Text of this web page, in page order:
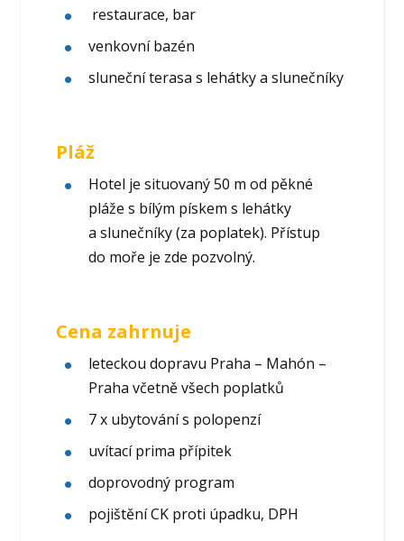
restaurace, bar
venkovní bazén
sluneční terasa s lehátky a slunečníky
Pláž
Hotel je situovaný 50 m od pěkné
pláže s bílým pískem s lehátky
a slunečníky (za poplatek). Přístup
do moře je zde pozvolný.
Cena zahrnuje
leteckou dopravu Praha – Mahón –
Praha včetně všech poplatků
7 x ubytování s polopenzí
uvítací prima přípitek
doprovodný program
pojištění CK proti úpadku, DPH